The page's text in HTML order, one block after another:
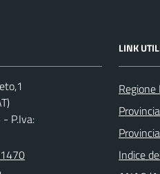
P.Iva:
LINK
Indice